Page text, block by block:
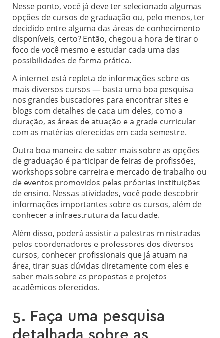
Nesse ponto, você já deve ter selecionado algumas
opções de cursos de graduação ou, pelo menos, ter
decidido entre alguma das áreas de conhecimento
disponíveis, certo? Então, chegou a hora de tirar o
foco de você mesmo e estudar cada uma das
possibilidades de forma prática.
A internet está repleta de informações sobre os
mais diversos cursos — basta uma boa pesquisa
nos grandes buscadores para encontrar sites e
blogs com detalhes de cada um deles, como a
duração, as áreas de atuação e a grade curricular
com as matérias oferecidas em cada semestre.
Outra boa maneira de saber mais sobre as opções
de graduação é participar de feiras de profissões,
workshops sobre carreira e mercado de trabalho ou
de eventos promovidos pelas próprias instituições
de ensino. Nessas atividades, você pode descobrir
informações importantes sobre os cursos, além de
conhecer a infraestrutura da faculdade.
Além disso, poderá assistir a palestras ministradas
pelos coordenadores e professores dos diversos
cursos, conhecer profissionais que já atuam na
área, tirar suas dúvidas diretamente com eles e
saber mais sobre as propostas e projetos
acadêmicos oferecidos.
5. Faça uma pesquisa
detalhada sobre as